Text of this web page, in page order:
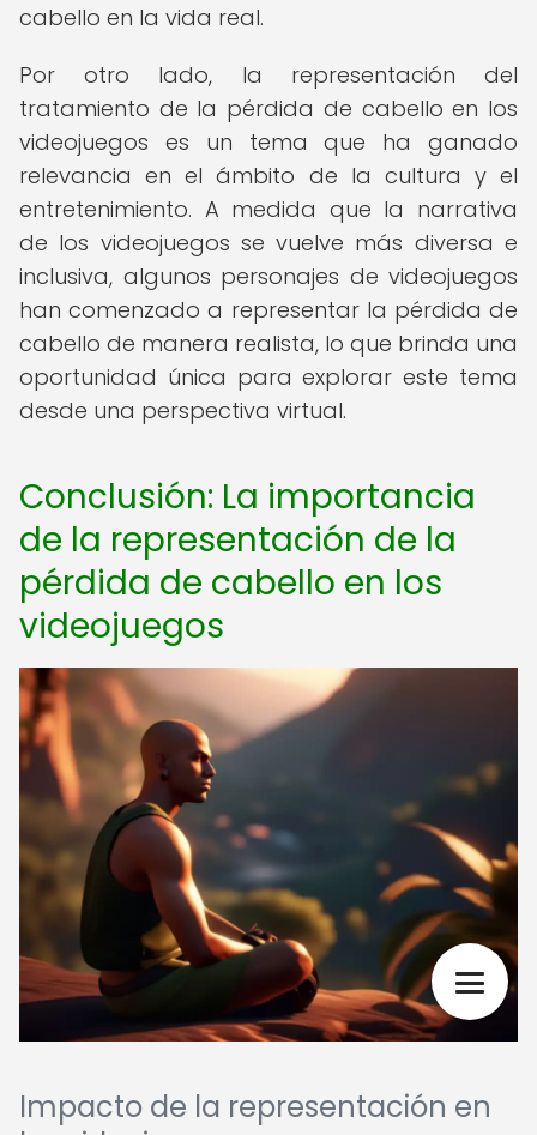
cabello en la vida real.
Por otro lado, la representación del
tratamiento de la pérdida de cabello en los
videojuegos es un tema que ha ganado
relevancia en el ámbito de la cultura y el
entretenimiento. A medida que la narrativa
de los videojuegos se vuelve más diversa e
inclusiva, algunos personajes de videojuegos
han comenzado a representar la pérdida de
cabello de manera realista, lo que brinda una
oportunidad única para explorar este tema
desde una perspectiva virtual.
Conclusión: La importancia
de la representación de la
pérdida de cabello en los
videojuegos
Impacto de la representación en